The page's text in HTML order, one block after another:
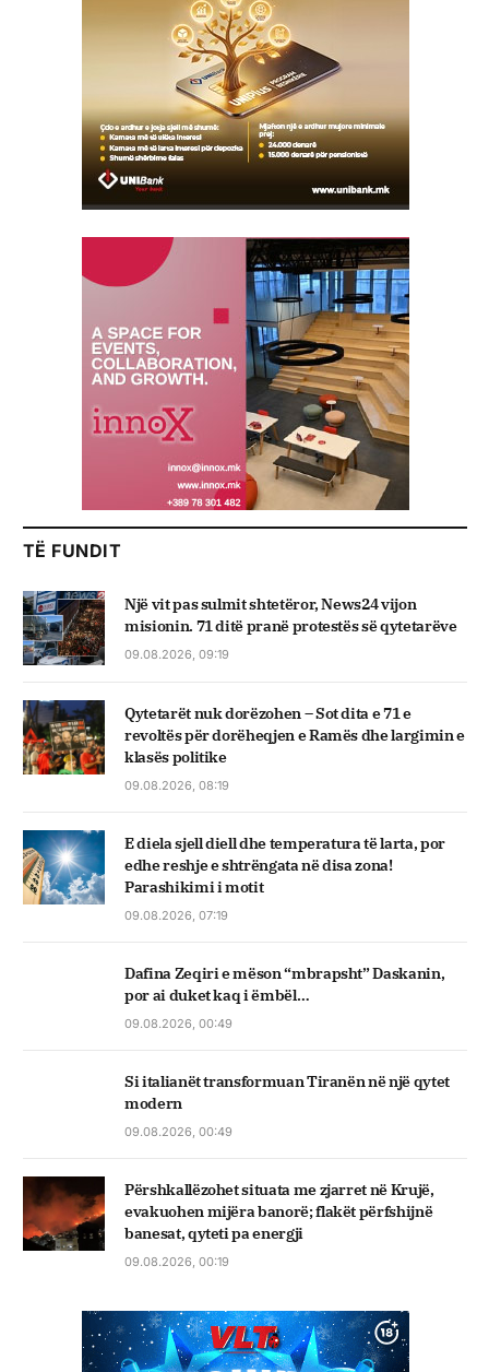
TË FUNDIT
Një vit pas sulmit shtetëror, News24 vijon
misionin. 71 ditë pranë protestës së qytetarëve
09.08.2026, 09:19
Qytetarët nuk dorëzohen – Sot dita e 71 e
revoltës për dorëheqjen e Ramës dhe largimin e
klasës politike
09.08.2026, 08:19
E diela sjell diell dhe temperatura të larta, por
edhe reshje e shtrëngata në disa zona!
Parashikimi i motit
09.08.2026, 07:19
Dafina Zeqiri e mëson “mbrapsht” Daskanin,
por ai duket kaq i ëmbël…
09.08.2026, 00:49
Si italianët transformuan Tiranën në një qytet
modern
09.08.2026, 00:49
Përshkallëzohet situata me zjarret në Krujë,
evakuohen mijëra banorë; flakët përfshijnë
banesat, qyteti pa energji
09.08.2026, 00:19